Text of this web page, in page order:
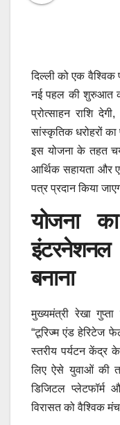
दिल्ली को एक वैश्विक
नई पहल की शुरुआत
प्रोत्साहन राशि
सांस्कृतिक धरोहरों
इस योजना के तहत
आर्थिक सहायता और
पत्र प्रदान किया
योजना
बनाना
मुख्यमंत्री रेखा
“टूरिज्म एंड हेरिटेज
स्तरीय पर्यटन केंद्र
लिए ऐसे युवाओं की
डिजिटल प्लेटफॉर्म
विरासत को वैश्विक